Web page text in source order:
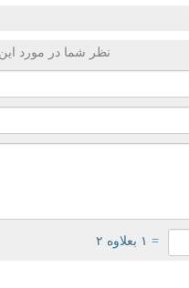
نظر شما در مورد
= ۱ بعلاوه ۲